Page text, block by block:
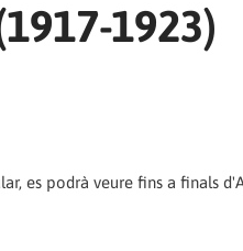
1923)
es podrà veure fins a finals